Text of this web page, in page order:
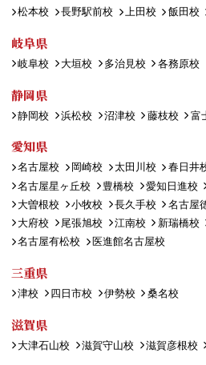
松本校 長野駅前校 上田校 飯田校
岐阜県
岐阜校 大垣校 多治見校 各務原校
静岡県
静岡校 浜松校 沼津校 藤枝校 富
愛知県
名古屋校 岡崎校 太田川校 春日井
名古屋星ヶ丘校
豊橋校 愛知日進校
大曽根校
小牧校 長久手校 名古屋
大府校
尾張旭校 江南校 新瑞橋校
名古屋有松校
医進館名古屋校
三重県
津校 四日市校 伊勢校 桑名校
滋賀県
大津石山校 滋賀守山校 滋賀彦根校